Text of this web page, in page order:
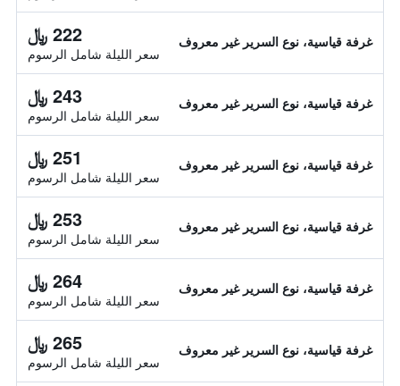
غرفة قياسية، نوع السرير غير معروف 222 ﷼
سعر الليلة شامل الرسوم
غرفة قياسية، نوع السرير غير معروف 243 ﷼
سعر الليلة شامل الرسوم
غرفة قياسية، نوع السرير غير معروف 251 ﷼
سعر الليلة شامل الرسوم
غرفة قياسية، نوع السرير غير معروف 253 ﷼
سعر الليلة شامل الرسوم
غرفة قياسية، نوع السرير غير معروف 264 ﷼
سعر الليلة شامل الرسوم
غرفة قياسية، نوع السرير غير معروف 265 ﷼
سعر الليلة شامل الرسوم